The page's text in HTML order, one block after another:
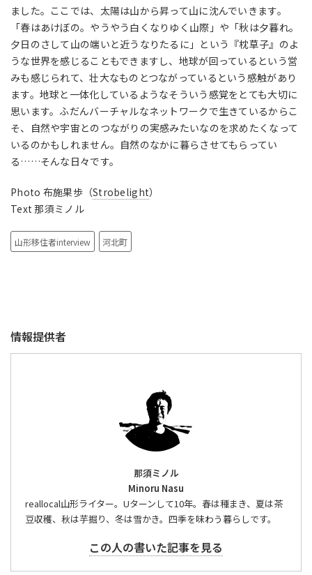
ました。ここでは、太陽は山から昇って山に沈んでいきます。
「春はあけぼの。やうやう白くなりゆく山際」や「秋は夕暮れ。
夕日のさして山の端いと近うなりたるに」という『枕草子』のよ
うな世界を感じることもできますし、地球が回っているという営
みも感じられて、壮大なものとつながっているという感触があり
ます。地球と一体化しているようなそういう感覚をとても大切に
思います。ふだんバーチャルなネットワークで生きているからこ
そ、自然や宇宙とのつながりの実感みたいなのを求めたくなって
いるのかもしれません。自然のなかに暮らさせてもらってい
る……そんな日々です。
Photo 布施果歩（Strobelight）
Text 那須ミノル
山形移住者interview 河北町
情報提供者
那須ミノル
Minoru Nasu
reallocal山形ライター。Uターンして10年。春は種まき、夏は茶
豆収穫、秋は芋掘り、冬は雪かき。四季を味わう暮らしです。
この人の書いた記事を見る